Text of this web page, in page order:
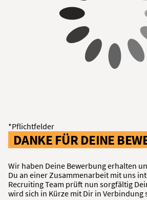
*Pflichtfelder
DANKE FÜR DEINE
Wir haben Deine Bewerbung erhalten
Du an einer Zusammenarbeit mit uns
Recruiting Team prüft nun sorgfältig
wird sich in Kürze mit Dir in Verbindung